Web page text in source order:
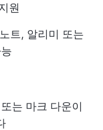
원
트, 알리미 또는
는 마크 다운이